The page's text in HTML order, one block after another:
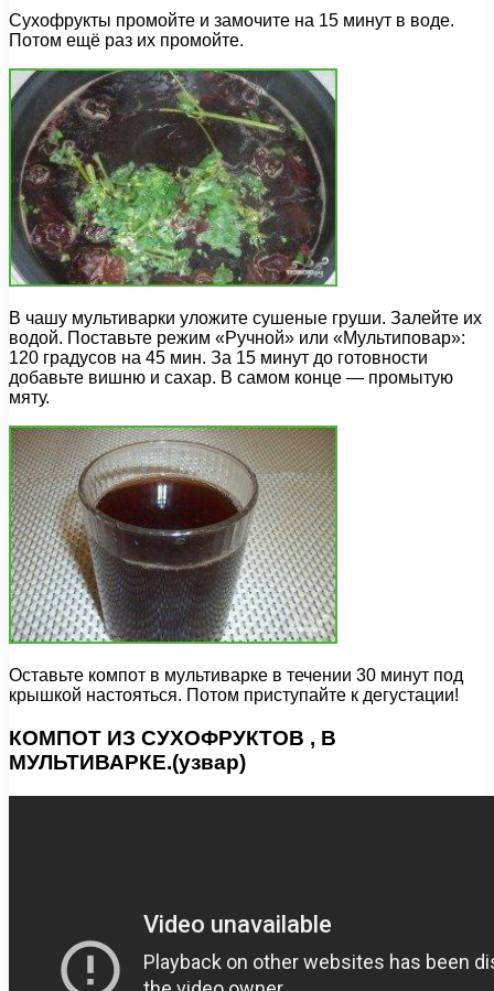
Сухофрукты промойте и замочите на 15 минут в воде.
Потом ещё раз их промойте.
В чашу мультиварки уложите сушеные груши. Залейте их
водой. Поставьте режим «Ручной» или «Мультиповар»:
120 градусов на 45 мин. За 15 минут до готовности
добавьте вишню и сахар. В самом конце — промытую
мяту.
Оставьте компот в мультиварке в течении 30 минут под
крышкой настояться. Потом приступайте к дегустации!
КОМПОТ ИЗ СУХОФРУКТОВ , В
МУЛЬТИВАРКЕ.(узвар)